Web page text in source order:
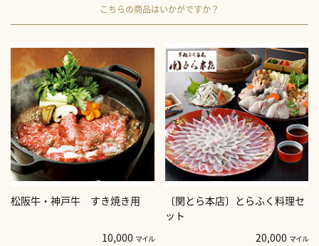
こちらの商品はいかがですか？
松阪牛・神戸牛 すき焼き用
10,000 マイル
〔関とら本店〕とらふく料理セ
ット
20,000 マイル